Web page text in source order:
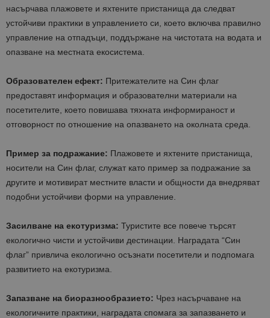
насърчава плажовете и яхтените пристанища да следват
устойчиви практики в управлението си, което включва правилно
управление на отпадъци, поддържане на чистотата на водата и
опазване на местната екосистема.
Образователен ефект: Притежателите на Син флаг
предоставят информация и образователни материали на
посетителите, което повишава тяхната информираност и
отговорност по отношение на опазването на околната среда.
Пример за подражание: Плажовете и яхтените пристанища,
носители на Син флаг, служат като пример за подражание за
другите и мотивират местните власти и общности да внедряват
подобни устойчиви форми на управление.
Засилване на екотуризма: Туристите все повече търсят
екологично чисти и устойчиви дестинации. Наградата “Син
флаг” привлича екологично осъзнати посетители и подпомага
развитието на екотуризма.
Запазване на биоразнообразието: Чрез насърчаване на
екологичните практики, наградата спомага за запазването и